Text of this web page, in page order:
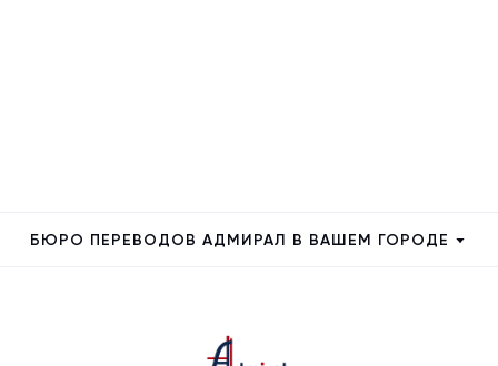
БЮРО ПЕРЕВОДОВ АДМИРАЛ В ВАШЕМ ГОРОДЕ